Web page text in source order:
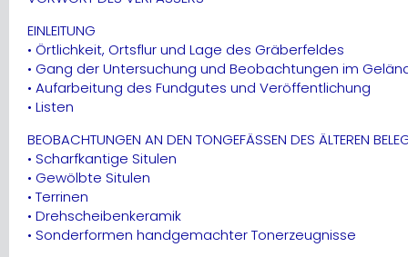
EINLEITUNG
• Örtlichkeit, Ortsflur und Lage des Gräberfeldes
• Gang der Untersuchung und Beobachtungen im
• Aufarbeitung des Fundgutes und Veröffentlichung
• Listen
BEOBACHTUNGEN AN DEN TONGEFÄSSEN DES ÄLTEREN
• Scharfkantige Situlen
• Gewölbte Situlen
• Terrinen
• Drehscheibenkeramik
• Sonderformen handgemachter Tonerzeugnisse